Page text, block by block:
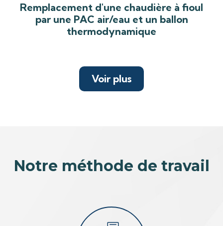
Remplacement d'une chaudière à fioul
par une PAC air/eau et un ballon
thermodynamique
Voir plus
Notre méthode de travail